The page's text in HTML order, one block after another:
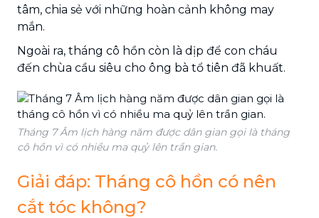
tâm, chia sẻ với những hoàn cảnh không may
mắn.
Ngoài ra, tháng cô hồn còn là dịp để con cháu
đến chùa cầu siêu cho ông bà tổ tiên đã khuất.
Tháng 7 Âm lịch hàng năm được dân gian gọi là tháng
cô hồn vì có nhiều ma quỷ lên trần gian.
Giải đáp: Tháng cô hồn có nên
cắt tóc không?